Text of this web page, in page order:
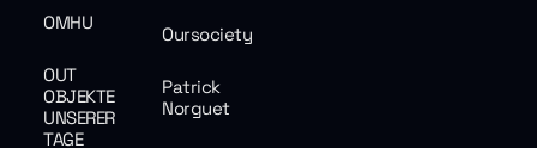
OMHU
Oursociety
OUT
OBJEKTE
UNSERER
TAGE
Patrick
Norguet